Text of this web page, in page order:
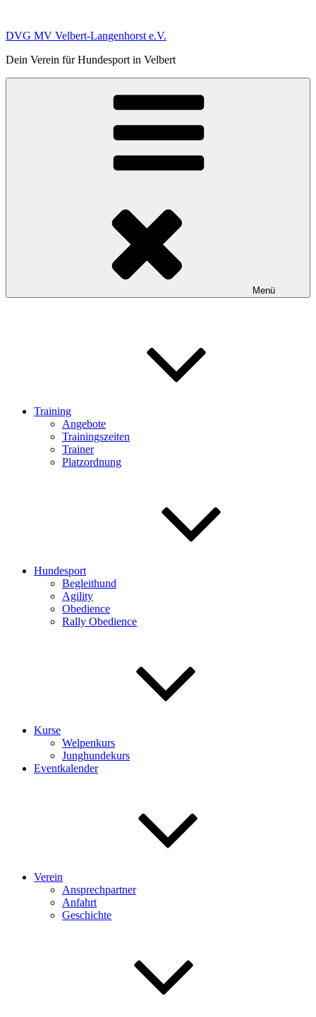
springen
DVG MV Velbert-Langenhorst e.V.
Dein Verein für Hundesport in Velbert
Menü
Training
Angebote
Trainingszeiten
Trainer
Platzordnung
Hundesport
Begleithund
Agility
Obedience
Rally Obedience
Kurse
Welpenkurs
Junghundekurs
Eventkalender
Verein
Ansprechpartner
Anfahrt
Geschichte